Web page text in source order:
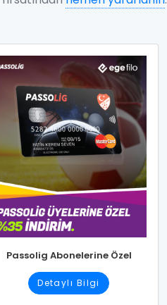
Passolig Abonelerine Özel
Detaylı Bilgi